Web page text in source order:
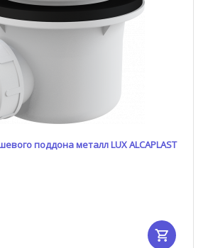
A49K Сифон для душевого поддона металл LUX ALCAPLAST